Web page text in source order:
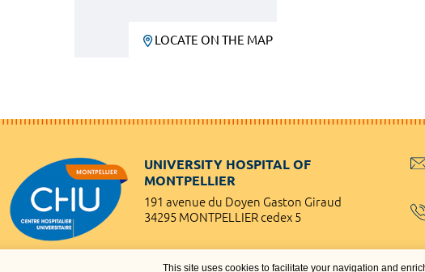
This site uses cookies to facilitate your navigation and
LOCATE ON THE MAP
UNIVERSITY HOSPITAL OF
MONTPELLIER
191 avenue du Doyen Gaston Giraud
34295 MONTPELLIER cedex 5